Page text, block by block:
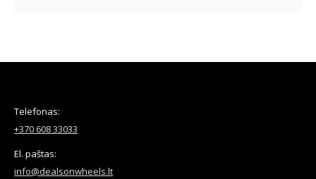
Telefonas:
+370 608 33033
El. paštas:
info@dealsonwheels.lt